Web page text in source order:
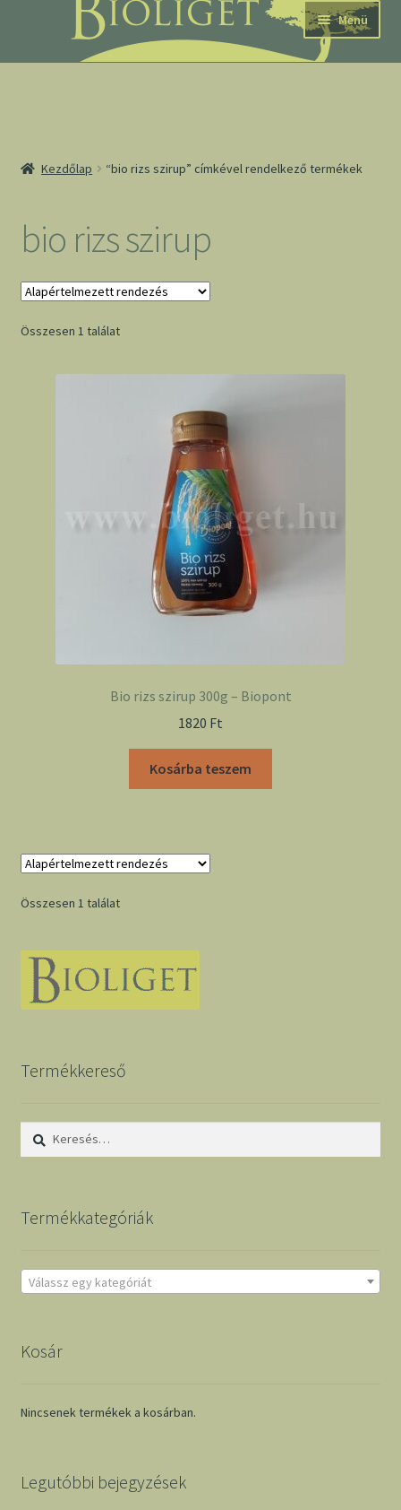
navigációhoz
tartalomba
Menü
Kezdőlap “bio rizs szirup” címkével rendelkező termékek
bio rizs szirup
Összesen 1 találat
Bio rizs szirup 300g – Biopont
1820 Ft
Kosárba teszem
Összesen 1 találat
Termékkereső
Keresés:
Termékkategóriák
Válassz egy kategóriát
Kosár
Nincsenek termékek a kosárban.
Legutóbbi bejegyzések